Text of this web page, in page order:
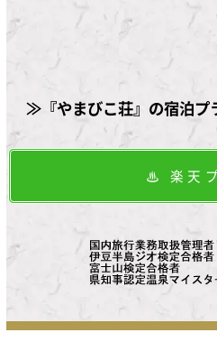
≫『やまびこ荘』の宿泊プ
楽天